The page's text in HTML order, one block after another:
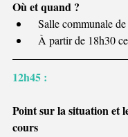
Où et quand ?
Salle communale
À partir de 18h30
12h45 :
Point sur la situation et
cours